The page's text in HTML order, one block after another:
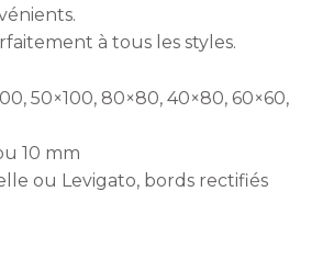
à tous les styles.
50×100, 80×80, 40×80, 60×60,
10 mm
ou Levigato, bords rectifiés